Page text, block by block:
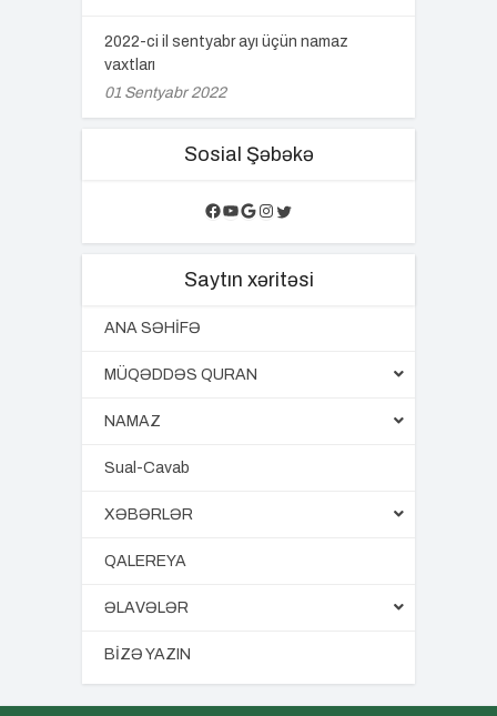
2022-ci il sentyabr ayı üçün namaz
vaxtları
01 Sentyabr 2022
Sosial Şəbəkə
Facebook
YouTube
Google
Instagram
Twitter
Saytın xəritəsi
ANA SƏHİFƏ
MÜQƏDDƏS QURAN
NAMAZ
Sual-Cavab
XƏBƏRLƏR
QALEREYA
ƏLAVƏLƏR
BİZƏ YAZIN